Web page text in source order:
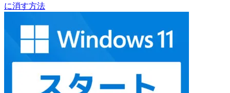
に消す方法